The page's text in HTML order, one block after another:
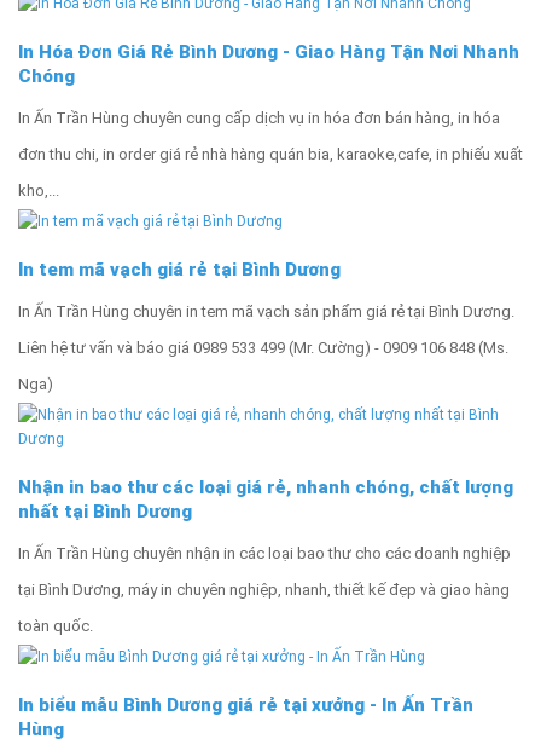
In Hóa Đơn Giá Rẻ Bình Dương - Giao Hàng Tận Nơi Nhanh
Chóng
In Ấn Trần Hùng chuyên cung cấp dịch vụ in hóa đơn bán hàng, in hóa
đơn thu chi, in order giá rẻ nhà hàng quán bia, karaoke,cafe, in phiếu xuất
kho,...
In tem mã vạch giá rẻ tại Bình Dương
In Ấn Trần Hùng chuyên in tem mã vạch sản phẩm giá rẻ tại Bình Dương.
Liên hệ tư vấn và báo giá 0989 533 499 (Mr. Cường) - 0909 106 848 (Ms.
Nga)
Nhận in bao thư các loại giá rẻ, nhanh chóng, chất lượng
nhất tại Bình Dương
In Ấn Trần Hùng chuyên nhận in các loại bao thư cho các doanh nghiệp
tại Bình Dương, máy in chuyên nghiệp, nhanh, thiết kế đẹp và giao hàng
toàn quốc.
In biểu mẫu Bình Dương giá rẻ tại xưởng - In Ấn Trần
Hùng